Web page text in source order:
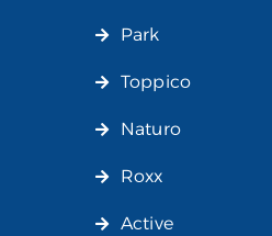
Park
Toppico
Naturo
Roxx
Active